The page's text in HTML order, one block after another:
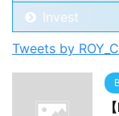
Invest
Tweets by